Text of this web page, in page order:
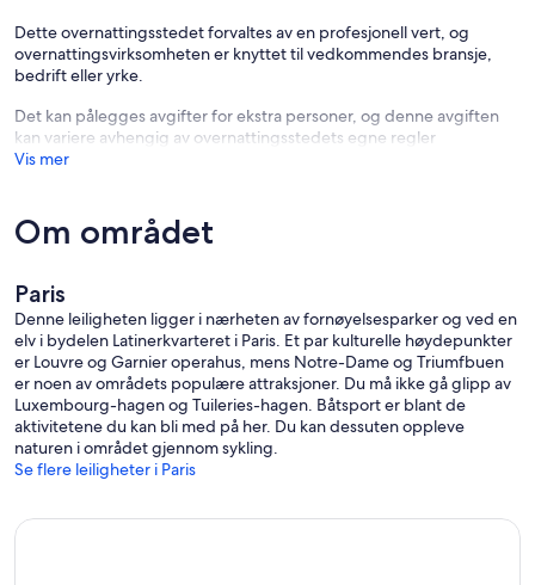
Dette overnattingsstedet forvaltes av en profesjonell vert, og
overnattingsvirksomheten er knyttet til vedkommendes bransje,
bedrift eller yrke.
Det kan pålegges avgifter for ekstra personer, og denne avgiften
kan variere avhengig av overnattingsstedets egne regler
Vis mer
Om området
Paris
Denne leiligheten ligger i nærheten av fornøyelsesparker og ved en
elv i bydelen Latinerkvarteret i Paris. Et par kulturelle høydepunkter
er Louvre og Garnier operahus, mens Notre-Dame og Triumfbuen
er noen av områdets populære attraksjoner. Du må ikke gå glipp av
Luxembourg-hagen og Tuileries-hagen. Båtsport er blant de
aktivitetene du kan bli med på her. Du kan dessuten oppleve
naturen i området gjennom sykling.
Se flere leiligheter i Paris